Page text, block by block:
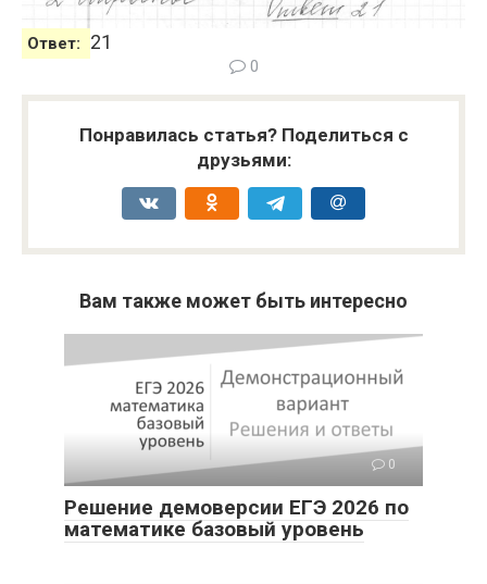
Ответ: 21
0
Понравилась статья? Поделиться с
друзьями:
Вам также может быть интересно
0
Решение демоверсии ЕГЭ 2026 по
математике базовый уровень